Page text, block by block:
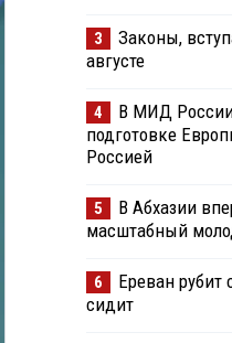
3
Законы,
августе
4
В МИД
подготовке
Россией
5
В Абхазии
масштабный
6
Ереван рубит
сидит